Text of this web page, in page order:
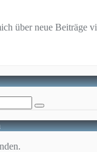
über neue Beiträge